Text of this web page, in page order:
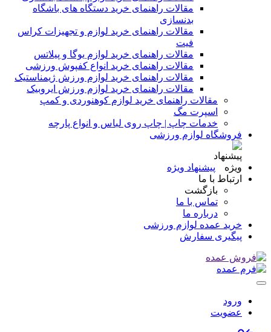
مقالات راهنمای خرید دستگاه های باشگاه
بدنسازی
مقالات راهنمای خرید لوازم و تجهیزات کراس
فیت
مقالات راهنمای خرید لوازم یوگا و پیلاتس
مقالات راهنمای خرید انواع کفپوش ورزشی
مقالات راهنمای خرید لوازم ورزش ژیمناستیک
مقالات راهنمای خرید لوازم ورزش ایروبیک
مقالات راهنمای خرید لوازم کوهنوردی و کمپ
اسپرت مگ
خدمات چاپ | چاپ روی لباس و انواع پارچه
فروشگاه لوازم ورزشی
پیشنهاد ویژه
ارتباط با ما
بازگشت
تماس با ما
درباره ما
خرید عمده لوازم ورزشی
پیگیری سفارش
ورود
عضویت